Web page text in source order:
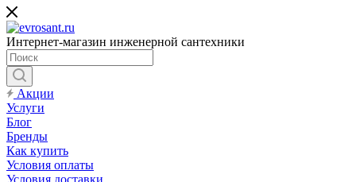
Интернет-магазин инженерной сантехники
Акции
Услуги
Блог
Бренды
Как купить
Условия оплаты
Условия доставки